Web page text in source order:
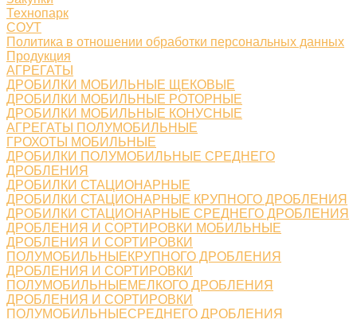
Технопарк
СОУТ
Политика в отношении обработки персональных данных
Продукция
АГРЕГАТЫ
ДРОБИЛКИ МОБИЛЬНЫЕ ЩЕКОВЫЕ
ДРОБИЛКИ МОБИЛЬНЫЕ РОТОРНЫЕ
ДРОБИЛКИ МОБИЛЬНЫЕ КОНУСНЫЕ
АГРЕГАТЫ ПОЛУМОБИЛЬНЫЕ
ГРОХОТЫ МОБИЛЬНЫЕ
ДРОБИЛКИ ПОЛУМОБИЛЬНЫЕ СРЕДНЕГО
ДРОБЛЕНИЯ
ДРОБИЛКИ СТАЦИОНАРНЫЕ
ДРОБИЛКИ СТАЦИОНАРНЫЕ КРУПНОГО ДРОБЛЕНИЯ
ДРОБИЛКИ СТАЦИОНАРНЫЕ СРЕДНЕГО ДРОБЛЕНИЯ
ДРОБЛЕНИЯ И СОРТИРОВКИ МОБИЛЬНЫЕ
ДРОБЛЕНИЯ И СОРТИРОВКИ
ПОЛУМОБИЛЬНЫЕКРУПНОГО ДРОБЛЕНИЯ
ДРОБЛЕНИЯ И СОРТИРОВКИ
ПОЛУМОБИЛЬНЫЕМЕЛКОГО ДРОБЛЕНИЯ
ДРОБЛЕНИЯ И СОРТИРОВКИ
ПОЛУМОБИЛЬНЫЕСРЕДНЕГО ДРОБЛЕНИЯ